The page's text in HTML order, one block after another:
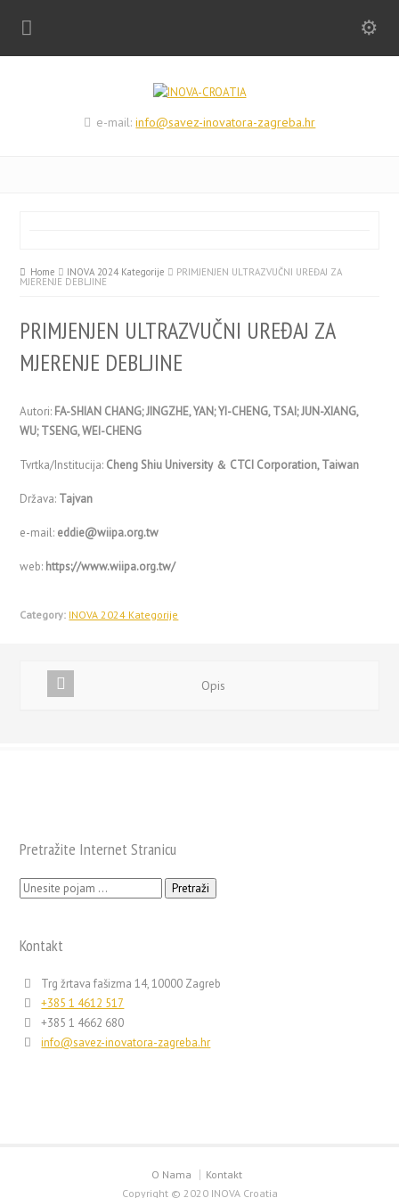
e-mail:info@savez-inovatora-zagreba.hr
Home INOVA 2024 Kategorije PRIMJENJEN ULTRAZVUČNI UREĐAJ ZA
MJERENJE DEBLJINE
PRIMJENJEN ULTRAZVUČNI UREĐAJ ZA
MJERENJE DEBLJINE
Autori: FA-SHIAN CHANG; JINGZHE, YAN; YI-CHENG, TSAI; JUN-XIANG,
WU; TSENG, WEI-CHENG
Tvrtka/Institucija: Cheng Shiu University ＆ CTCI Corporation, Taiwan
Država: Tajvan
e-mail: eddie@wiipa.org.tw
web: https://www.wiipa.org.tw/
Category: INOVA 2024 Kategorije
Opis
Pretražite Internet Stranicu
Pretraži:
Kontakt
Trg žrtava fašizma 14, 10000 Zagreb
+385 1 4612 517
+385 1 4662 680
info@savez-inovatora-zagreba.hr
O Nama
Kontakt
Copyright © 2020 INOVA Croatia